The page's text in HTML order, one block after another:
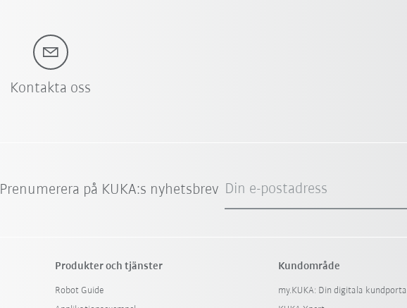
Kontakta oss
Prenumerera på KUKA:s nyhetsbrev Din e-postadress
Produkter och tjänster
Robot Guide
Kundområde
my.KUKA: Din digitala kundportal